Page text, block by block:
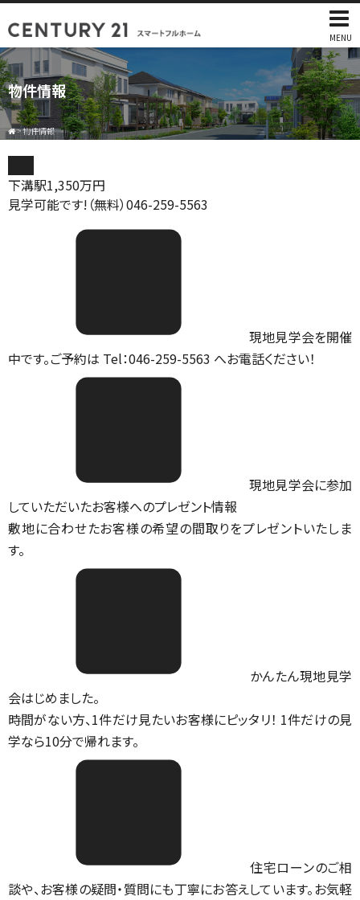
MENU
物件情報
>物件情報
下溝駅1,350万円
見学可能です!（無料）046-259-5563
現地見学会を開催
中です。ご予約は Tel：046-259-5563 へお電話ください！
現地見学会に参加
していただいたお客様へのプレゼント情報
敷地に合わせたお客様の希望の間取りをプレゼントいたしま
す。
かんたん現地見学
会はじめました。
時間がない方、1件だけ見たいお客様にピッタリ！ 1件だけの見
学なら10分で帰れます。
住宅ローンのご相
談や、お客様の疑問・質問にも丁寧にお答えしています。お気軽